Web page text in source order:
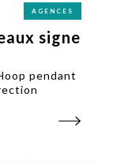
AGENCES
signe
pendant